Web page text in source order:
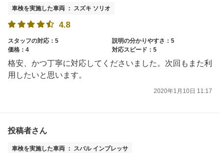
車検を実施した車両 ： スズキ ソリオ
4.8
スタッフの対応：5
説明の分かりやすさ：5
価格：4
対応スピード：5
格安、かつ丁寧に対応してくださいました。次回もまた利
用したいと思います。
2020年1月10日 11:17
投稿者さん
車検を実施した車両 ： スバル インプレッサ